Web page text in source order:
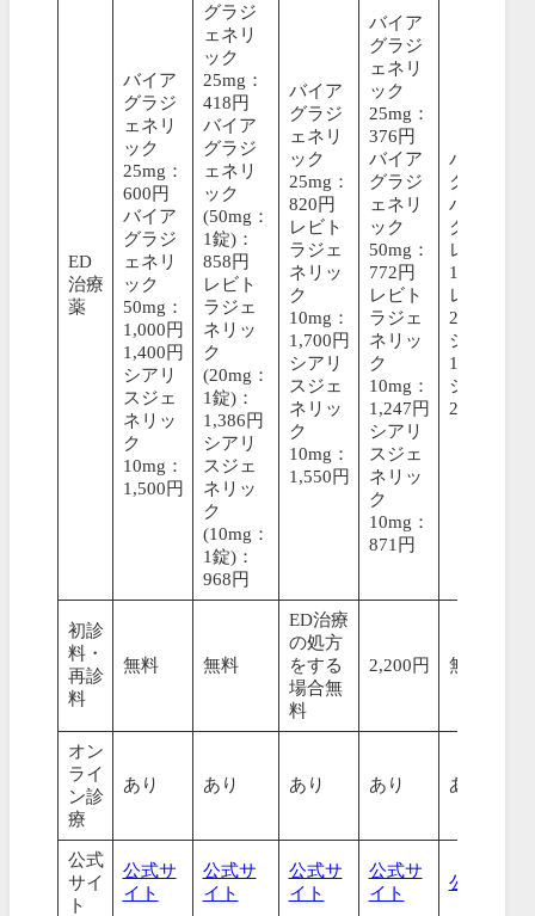
ED
治療
薬
バイア
グラジ
ェネリ
ック
25mg：
600円
バイア
グラジ
ェネリ
ック
50mg：
1,000円
1,400円
シアリ
スジェ
ネリッ
ク
10mg：
1,500円
グラジ
ェネリ
ック
25mg：
418円
バイア
グラジ
ェネリ
ック
(50mg：
1錠)：
858円
レビト
ラジェ
ネリッ
ク
(20mg：
1錠)：
1,386円
シアリ
スジェ
ネリッ
ク
(10mg：
1錠)：
968円
バイア
グラジ
ェネリ
ック
25mg：
820円
レビト
ラジェ
ネリッ
ク
10mg：
1,700円
シアリ
スジェ
ネリッ
ク
10mg：
1,550円
バイア
グラジ
ェネリ
ック
25mg：
376円
バイア
グラジ
ェネリ
ック
50mg：
772円
レビト
ラジェ
ネリッ
ク
10mg：
1,247円
シアリ
スジェ
ネリッ
ク
10mg：
871円
バイアグ
ク25mg：
バイアグ
ク50mg：
レビトラ
10mg：
レビトラ
20mg：
シアリス
10mg：
シアリス
20mg：
初診
料・
再診
料
無料 無料
ED治療
の処方
をする
場合無
料
2,200円 無料
オン
ライ
ン診
療
あり あり あり あり あり
公式
サイ
ト
公式サ
イト
公式サ
イト
公式サ
イト
公式サ
イト
公式